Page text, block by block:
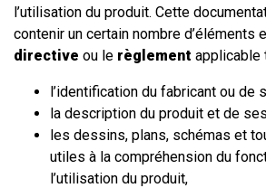
l’utilisation du produit. Cette
contenir un certain nombre d’éléments
directive ou le règlement applicable
l’identification du fabricant ou de
la description du produit et de
les dessins, plans, schémas et
utiles à la compréhension du
l’utilisation du produit,